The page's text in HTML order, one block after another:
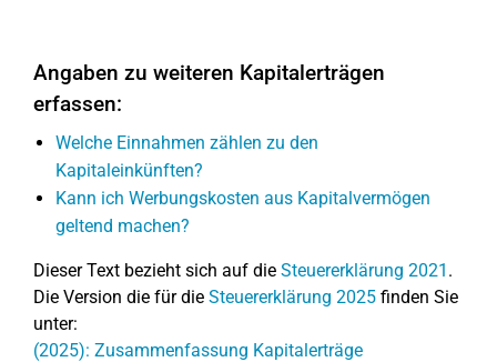
Angaben zu weiteren Kapitalerträgen
erfassen:
Welche Einnahmen zählen zu den
Kapitaleinkünften?
Kann ich Werbungskosten aus Kapitalvermögen
geltend machen?
Dieser Text bezieht sich auf die Steuererklärung 2021 .
Die Version die für die Steuererklärung 2025 finden Sie
unter:
(2025): Zusammenfassung Kapitalerträge